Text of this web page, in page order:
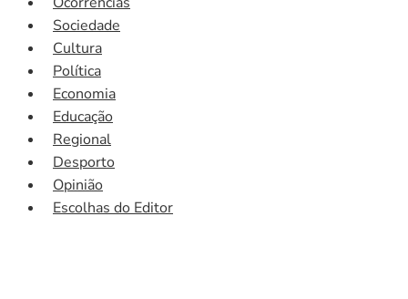
Sociedade
Cultura
Política
Economia
Educação
Regional
Desporto
Opinião
Escolhas do Editor